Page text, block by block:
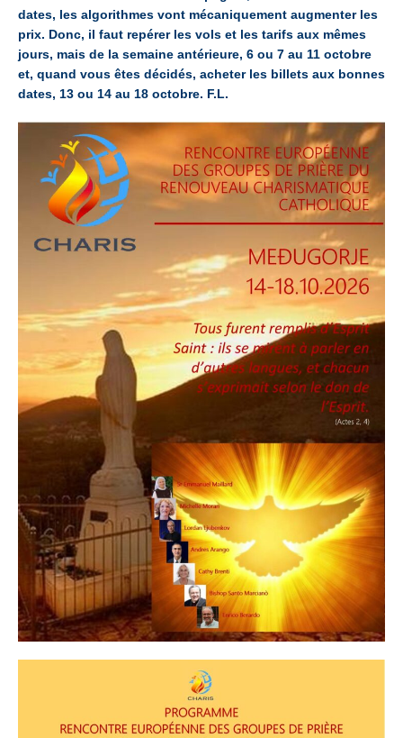
dates, les algorithmes vont mécaniquement augmenter les
prix. Donc, il faut repérer les vols et les tarifs aux mêmes
jours, mais de la semaine antérieure, 6 ou 7 au 11 octobre
et, quand vous êtes décidés, acheter les billets aux bonnes
dates, 13 ou 14 au 18 octobre. F.L.